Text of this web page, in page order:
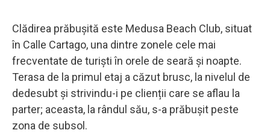
Clădirea prăbușită este Medusa Beach Club, situat
în Calle Cartago, una dintre zonele cele mai
frecventate de turiști în orele de seară și noapte.
Terasa de la primul etaj a căzut brusc, la nivelul de
dedesubt și strivindu-i pe clienții care se aflau la
parter; aceasta, la rândul său, s-a prăbușit peste
zona de subsol.